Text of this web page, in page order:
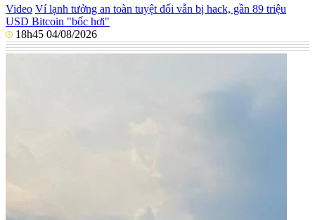
Video Ví lạnh tưởng an toàn tuyệt đối vẫn bị hack, gần 89 triệu
USD Bitcoin "bốc hơi"
18h45 04/08/2026